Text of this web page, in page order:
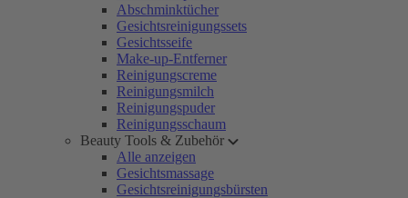
Abschminktücher
Gesichtsreinigungssets
Gesichtsseife
Make-up-Entferner
Reinigungscreme
Reinigungsmilch
Reinigungspuder
Reinigungsschaum
Beauty Tools & Zubehör
Alle anzeigen
Gesichtsmassage
Gesichtsreinigungsbürsten